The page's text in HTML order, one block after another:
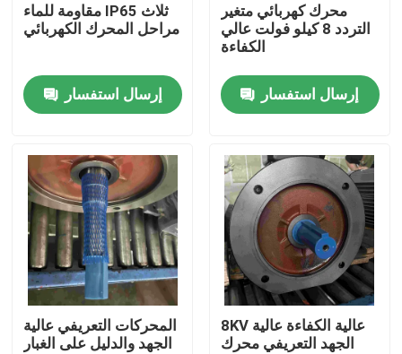
المنتجات
محرك كهربائي عالي الكفاءة
محركات كهربائية أحادية الطور
ثلاث مراحل كهربائية المحركات
المحركات الكهربائية ذات الجهد المنخفض
محرك حثي متوسط ​​الجهد
مقاومة للماء IP65 ثلاث
مراحل المحرك الكهربائي
إرسال استفسار
محرك كهربائي متغير
التردد 8 كيلو فولت عالي
الكفاءة
إرسال استفسار
المحركات التعريفي عالية
الجهد والدليل على الغبار
8KV عالية الكفاءة عالية
الجهد التعريفي محرك